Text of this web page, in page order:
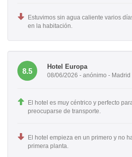
Estuvimos sin agua caliente varios
en la habitación.
8.5
Hotel Europa
08/06/2026 - anónimo - Madrid
El hotel es muy céntrico y perfecto
preocuparse de transporte.
El hotel empieza en un primero y no
primera planta.